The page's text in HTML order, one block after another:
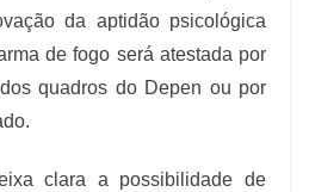
da aptidão psicológica
de fogo será atestada por
quadros do Depen ou por
clara a possibilidade de